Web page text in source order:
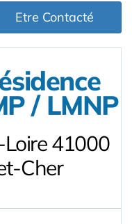
Etre Contacté
/ LMNP
41000
Cher